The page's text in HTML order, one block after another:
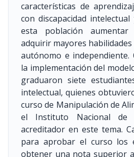
características de
con discapacidad
esta población
adquirir mayores
autónomo e independiente.
la implementación del
graduaron siete
intelectual, quienes
curso de Manipulación de
el Instituto Nacional de
acreditador en este tema.
para aprobar el curso los
obtener una nota superior